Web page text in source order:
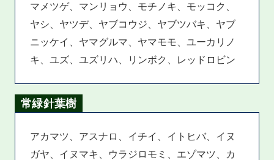
マメツゲ、マンリョウ、モチノキ、モッコク、
ヤシ、ヤツデ、ヤブコウジ、ヤブツバキ、ヤブ
ニッケイ、ヤマグルマ、ヤマモモ、ユーカリノ
キ、ユズ、ユズリハ、リンボク、レッドロビン
常緑針葉樹
アカマツ、アスナロ、イチイ、イトヒバ、イヌ
ガヤ、イヌマキ、ウラジロモミ、エゾマツ、カ